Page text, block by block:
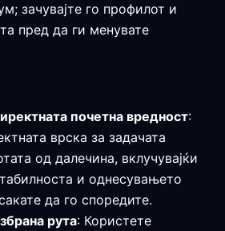
зачувајте го профилот и
пред да ги менувате
почетна вредност:
врска за задачата
од далечина, вклучувајќи
и однесувањето
да го споредите.
рута: Користете